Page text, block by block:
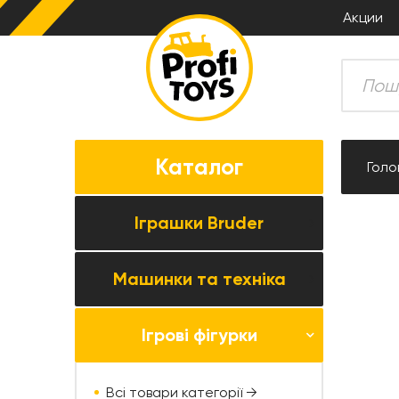
Акции
Каталог
Іграшки Bruder
Всі товари категорії →
Комбайни
Трактори
Машинки та техніка
Усі товари категорії →
Ігрові фігурки
Всі товари категорії →